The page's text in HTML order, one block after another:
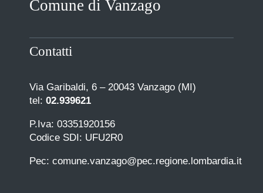
COMUNICAZIONE
Comune di Vanzago
Contatti
Via Garibaldi, 6 – 20043 Vanzago (MI)
tel: 02.939621
P.Iva: 03351920156
Codice SDI: UFU2R0
Pec: comune.vanzago@pec.regione.lombardia.it